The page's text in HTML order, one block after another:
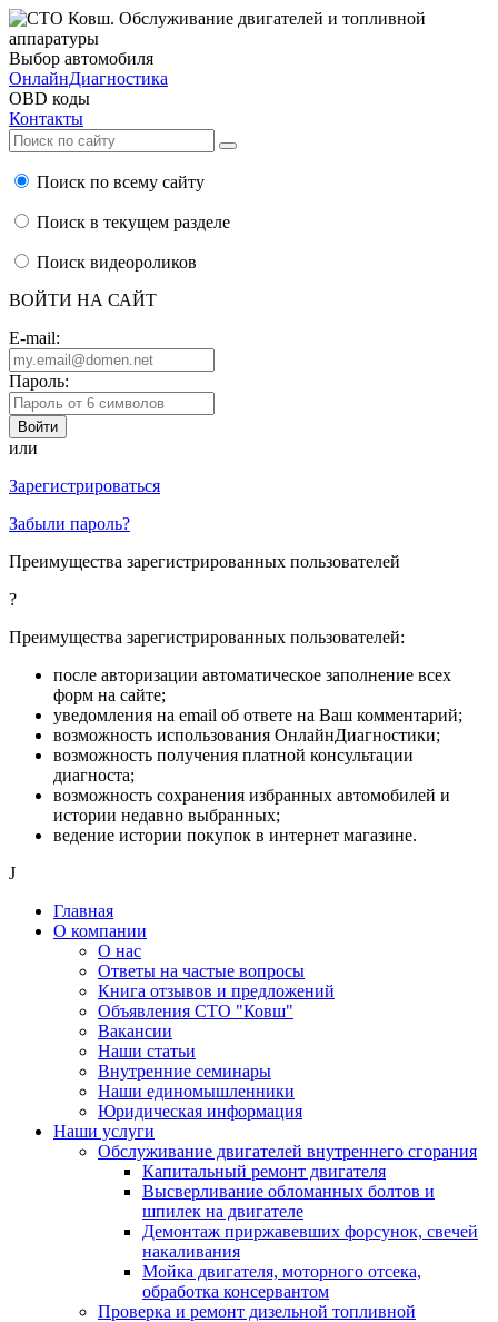
Выбор автомобиля
ОнлайнДиагностика
OBD коды
Контакты
Поиск по всему сайту
Поиск в текущем разделе
Поиск видеороликов
ВОЙТИ НА САЙТ
E-mail:
Пароль:
или
Зарегистрироваться
Забыли пароль?
Преимущества зарегистрированных пользователей
?
Преимущества зарегистрированных пользователей:
после авторизации автоматическое заполнение всех
форм на сайте;
уведомления на email об ответе на Ваш комментарий;
возможность использования ОнлайнДиагностики;
возможность получения платной консультации
диагноста;
возможность сохранения избранных автомобилей и
истории недавно выбранных;
ведение истории покупок в интернет магазине.
J
Главная
О компании
О нас
Ответы на частые вопросы
Книга отзывов и предложений
Объявления СТО "Ковш"
Вакансии
Наши статьи
Внутренние семинары
Наши единомышленники
Юридическая информация
Наши услуги
Обслуживание двигателей внутреннего сгорания
Капитальный ремонт двигателя
Высверливание обломанных болтов и
шпилек на двигателе
Демонтаж приржавевших форсунок, свечей
накаливания
Мойка двигателя, моторного отсека,
обработка консервантом
Проверка и ремонт дизельной топливной